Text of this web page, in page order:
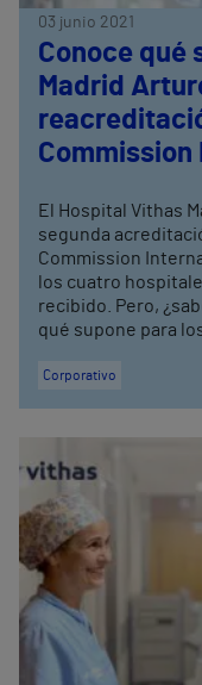
03 junio 2021
Conoce qué
Madrid
Commission
El Hospital Vithas
segunda
Commission
los cuatro
recibido. Pero,
qué supone para
Corporativo